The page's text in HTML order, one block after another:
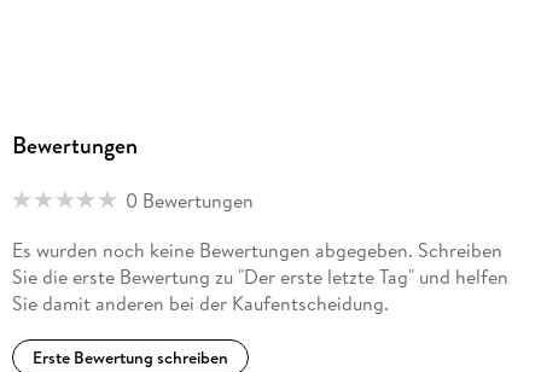
Bewertungen
0 Bewertungen
Es wurden noch keine Bewertungen abgegeben. Schreiben
Sie die erste Bewertung zu "Der erste letzte Tag" und helfen
Sie damit anderen bei der Kaufentscheidung.
Erste Bewertung schreiben